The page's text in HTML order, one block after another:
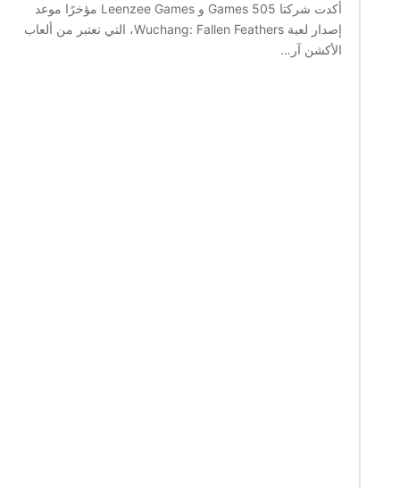
أكدت شركتا 505 Games و Leenzee Games مؤخرًا موعد
إصدار لعبة Wuchang: Fallen Feathers، التي تعتبر من ألعاب
الأكشن آر…